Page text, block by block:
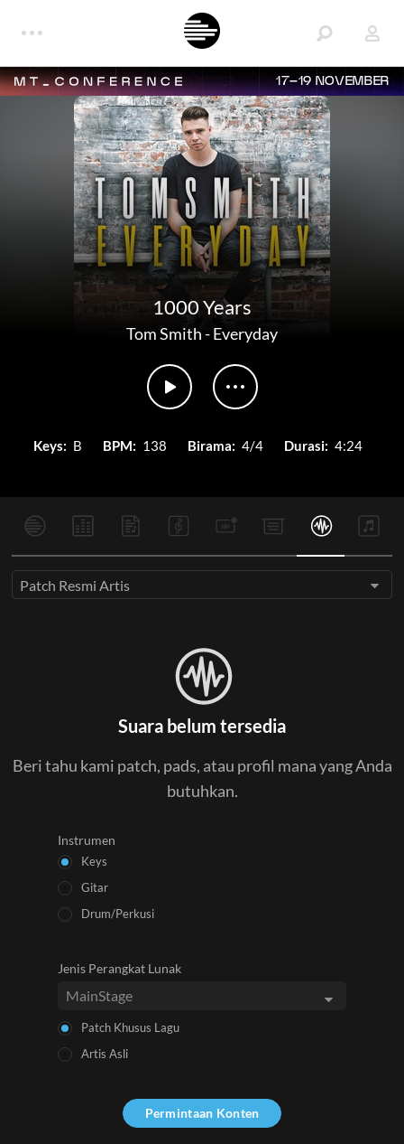
17–19 NOVEMBER
1000 Years
Tom Smith-Everyday
Keys: B BPM: 138 Birama: 4/4 Durasi: 4:24
Patch Resmi Artis
Suara belum tersedia
Beri tahu kami patch, pads, atau profil mana yang Anda
butuhkan.
Instrumen
Keys
Gitar
Drum/Perkusi
Jenis Perangkat Lunak
Patch Khusus Lagu
Artis Asli
Permintaan Konten